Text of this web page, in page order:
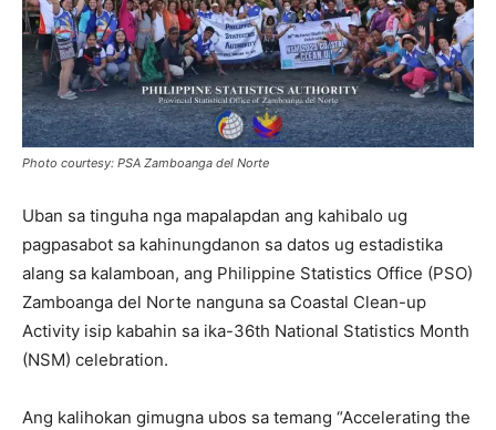
Photo courtesy: PSA Zamboanga del Norte
Uban sa tinguha nga mapalapdan ang kahibalo ug
pagpasabot sa kahinungdanon sa datos ug estadistika
alang sa kalamboan, ang Philippine Statistics Office (PSO)
Zamboanga del Norte nanguna sa Coastal Clean-up
Activity isip kabahin sa ika-36th National Statistics Month
(NSM) celebration.
Ang kalihokan gimugna ubos sa temang “Accelerating the